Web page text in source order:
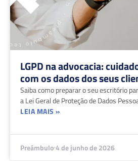
LGPD na advocacia:
com os dados dos seus
Saiba como preparar o seu escritório
a Lei Geral de Proteção de Dados
LEIA MAIS »
Preâmbulo4 de junho de 2026